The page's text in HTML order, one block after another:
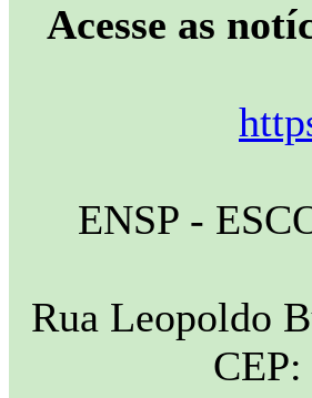
Acesse as
ENSP -
Rua Leopoldo